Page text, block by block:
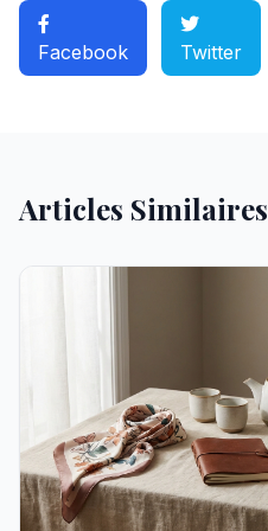
Facebook Twitter
Articles Similaires